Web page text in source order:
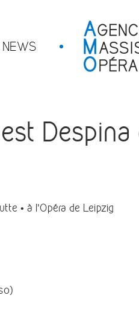
NEWS
• à l’Opéra de Leipzig